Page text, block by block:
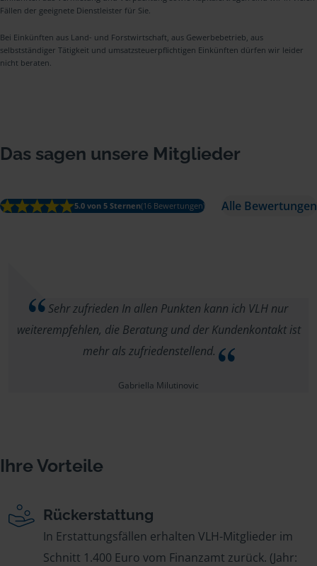
Fällen der geeignete Dienstleister für Sie.
Bei Einkünften aus Land- und Forstwirtschaft, aus Gewerbebetrieb, aus
selbstständiger Tätigkeit und umsatzsteuerpflichtigen Einkünften dürfen wir leider
nicht beraten.
Das sagen unsere Mitglieder
5.0 von 5 Sternen(16 Bewertungen) Alle Bewertungen
Sehr zufrieden In allen Punkten kann ich VLH nur
weiterempfehlen, die Beratung und der Kundenkontakt ist
mehr als zufriedenstellend.
Gabriella Milutinovic
Ihre Vorteile
Rückerstattung
In Erstattungsfällen erhalten VLH-Mitglieder im
Schnitt 1.400 Euro vom Finanzamt zurück. (Jahr: